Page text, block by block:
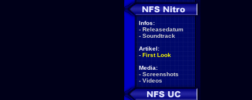
Infos:
- Releasedatum
- Soundtrack
Artikel:
- First Look
Media:
- Screenshots
- Videos